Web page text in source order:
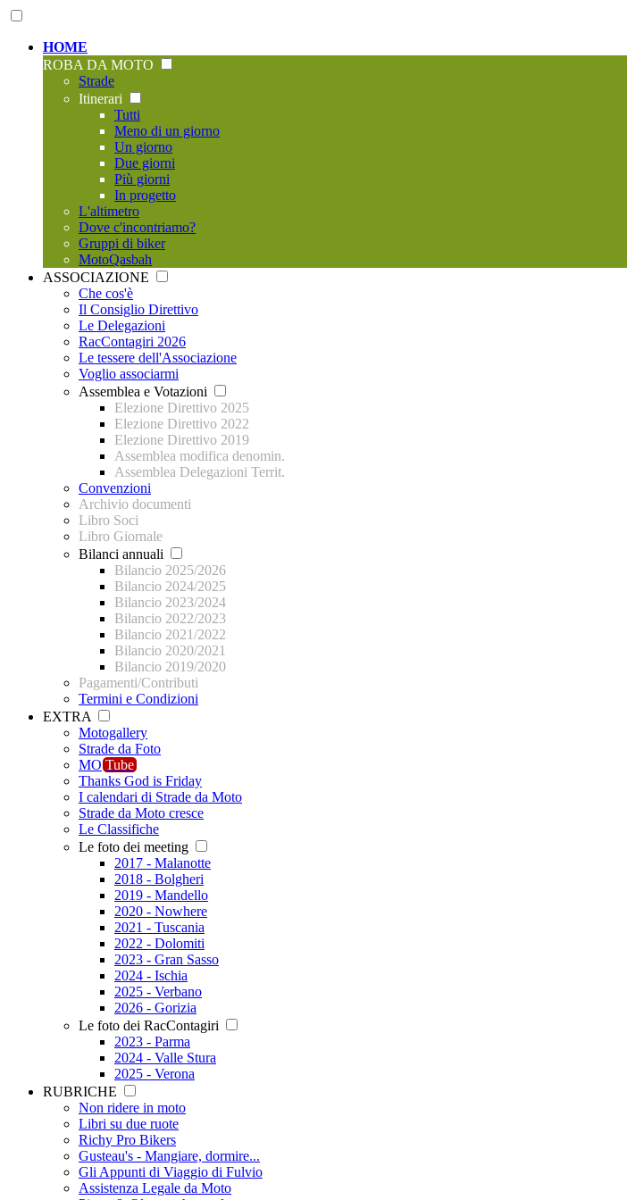
HOME
ROBA DA MOTO
Strade
Itinerari
Tutti
Meno di un giorno
Un giorno
Due giorni
Più giorni
In progetto
L'altimetro
Dove c'incontriamo?
Gruppi di biker
MotoQasbah
ASSOCIAZIONE
Che cos'è
Il Consiglio Direttivo
Le Delegazioni
RacContagiri 2026
Le tessere dell'Associazione
Voglio associarmi
Assemblea e Votazioni
Elezione Direttivo 2025
Elezione Direttivo 2022
Elezione Direttivo 2019
Assemblea modifica denomin.
Assemblea Delegazioni Territ.
Convenzioni
Archivio documenti
Libro Soci
Libro Giornale
Bilanci annuali
Bilancio 2025/2026
Bilancio 2024/2025
Bilancio 2023/2024
Bilancio 2022/2023
Bilancio 2021/2022
Bilancio 2020/2021
Bilancio 2019/2020
Pagamenti/Contributi
Termini e Condizioni
EXTRA
Motogallery
Strade da Foto
MO Tube
Thanks God is Friday
I calendari di Strade da Moto
Strade da Moto cresce
Le Classifiche
Le foto dei meeting
2017 - Malanotte
2018 - Bolgheri
2019 - Mandello
2020 - Nowhere
2021 - Tuscania
2022 - Dolomiti
2023 - Gran Sasso
2024 - Ischia
2025 - Verbano
2026 - Gorizia
Le foto dei RacContagiri
2023 - Parma
2024 - Valle Stura
2025 - Verona
RUBRICHE
Non ridere in moto
Libri su due ruote
Richy Pro Bikers
Gusteau's - Mangiare, dormire...
Gli Appunti di Viaggio di Fulvio
Assistenza Legale da Moto